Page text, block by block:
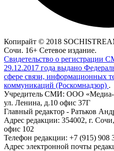
Копирайт © 2018
Сочи. 16+ Сетевое издание.
Свидетельство о
29.12.2017 года выдано
сфере связи, информационных
коммуникаций (Роскомнадзор) .
Учредитель СМИ: ООО «Медиа-
ул. Ленина, д.10 офис 37Г
Главный редактор - Ратьков
Адрес редакции: 354002, г.
офис 102
Телефон редакции: +7 (915) 908
Адрес электронной почты